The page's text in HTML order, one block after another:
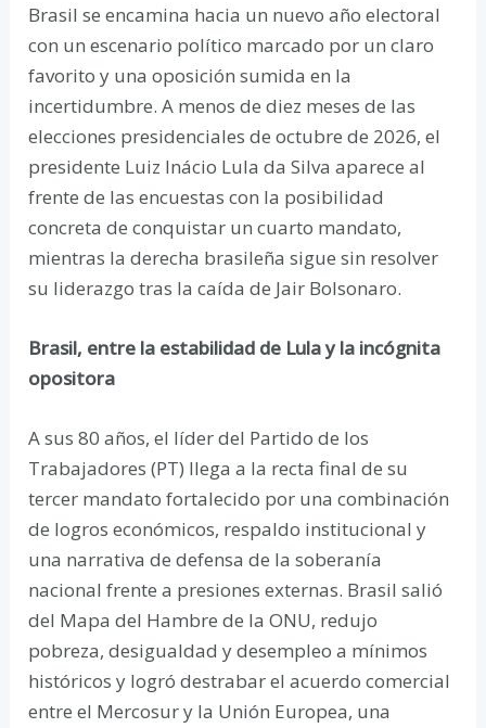
Brasil se encamina hacia un nuevo año electoral
con un escenario político marcado por un claro
favorito y una oposición sumida en la
incertidumbre. A menos de diez meses de las
elecciones presidenciales de octubre de 2026, el
presidente Luiz Inácio Lula da Silva aparece al
frente de las encuestas con la posibilidad
concreta de conquistar un cuarto mandato,
mientras la derecha brasileña sigue sin resolver
su liderazgo tras la caída de Jair Bolsonaro.
Brasil, entre la estabilidad de Lula y la incógnita
opositora
A sus 80 años, el líder del Partido de los
Trabajadores (PT) llega a la recta final de su
tercer mandato fortalecido por una combinación
de logros económicos, respaldo institucional y
una narrativa de defensa de la soberanía
nacional frente a presiones externas. Brasil salió
del Mapa del Hambre de la ONU, redujo
pobreza, desigualdad y desempleo a mínimos
históricos y logró destrabar el acuerdo comercial
entre el Mercosur y la Unión Europea, una